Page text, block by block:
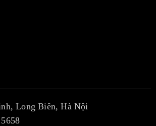
Long Biên, Hà Nội